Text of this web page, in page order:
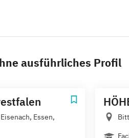
ausführliches Profil
Essen,